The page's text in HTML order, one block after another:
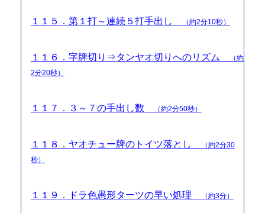
１１５．第１打～連続５打手出し （約2分10秒）
１１６．字牌切り⇒タンヤオ切りへのリズム
（約
2分20秒）
１１７．３～７の手出し数 （約2分50秒）
１１８．ヤオチュー牌のトイツ落とし
（約2分30
秒）
１１９．ドラ色愚形ターツの早い処理 （約3分）